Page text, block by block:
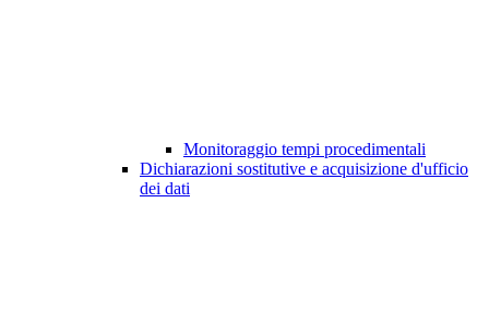
Monitoraggio tempi procedimentali
Dichiarazioni sostitutive e acquisizione d'ufficio
dei dati